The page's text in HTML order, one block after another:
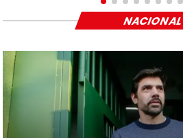
NACIONAL